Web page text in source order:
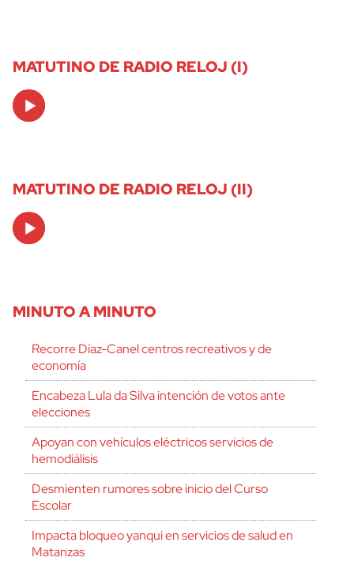
MATUTINO DE RADIO RELOJ (I)
Audio
Player
MATUTINO DE RADIO RELOJ (II)
Audio
Player
MINUTO A MINUTO
Recorre Díaz-Canel centros recreativos y de
economía
Encabeza Lula da Silva intención de votos ante
elecciones
Apoyan con vehículos eléctricos servicios de
hemodiálisis
Desmienten rumores sobre inicio del Curso
Escolar
Impacta bloqueo yanqui en servicios de salud en
Matanzas